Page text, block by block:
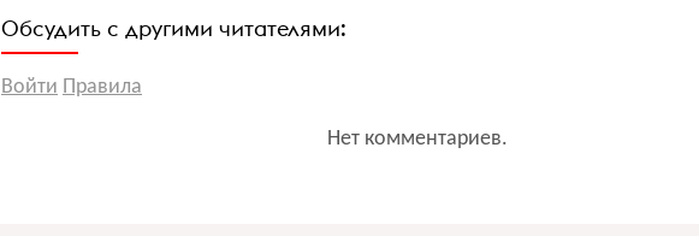
Обсудить с другими читателями:
Войти Правила
Нет комментариев.